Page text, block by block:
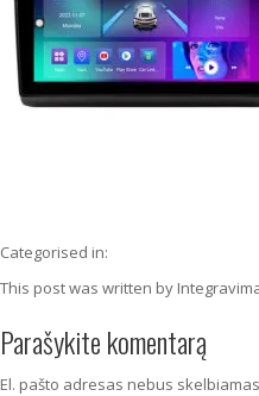
Categorised in:
This post was written by
Parašykite komentarą
El. pašto adresas nebus